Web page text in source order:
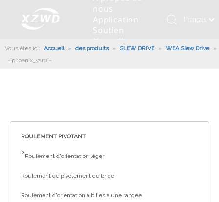
Roulement pivotant
nous
Profil de la société
Équipements de test
Application
Machines d'ingénierie
Robot De Soudage
Soutien
Installation de roulement
Fabrication
Nouvelles
Anneaux de pivotement
Nouvelles de l'industrie
Contactez
Français
românesc
Italiano
Vous êtes ici: Accueil » des produits » SLEW DRIVE » WEA Slew Drive
»
~!phoenix_var0!~
ROULEMENT PIVOTANT
>
Roulement d'orientation léger
Roulement de pivotement de bride
Roulement d'orientation à billes à une rangée